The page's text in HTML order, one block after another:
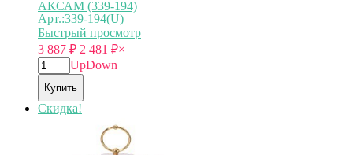
АКСАМ (339-194)
Арт.:339-194(U)
Быстрый просмотр
3 887 ₽ 2 481 ₽×
UpDown
Купить
Скидка!